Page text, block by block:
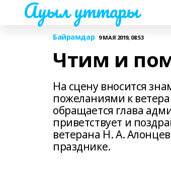
Ауыл уттары
Байрамдар 9 МАЯ 2019, 08:53
Чтим и
На сцену вносится
пожеланиями к
обращается глава
приветствует и
ветерана Н. А.
празднике.